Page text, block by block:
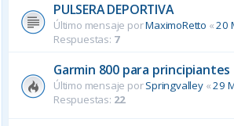
PULSERA DEPORTIVA
Último mensaje porMaximoRetto «20
Respuestas: 7
Garmin 800 para principiantes
Último mensaje porSpringvalley«29
Respuestas: 22